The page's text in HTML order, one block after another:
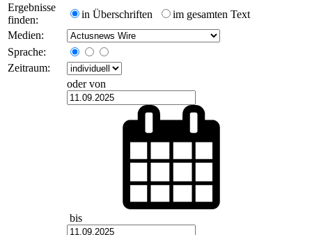
Ergebnisse
finden:
in Überschriften
im gesamten Text
Medien:
Sprache:
Zeitraum:
oder von
bis